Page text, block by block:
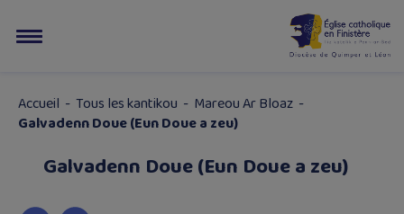
Accueil - Tous les kantikou - Mareou Ar Bloaz -
Galvadenn Doue (Eun Doue a zeu)
Galvadenn Doue (Eun Doue a zeu)